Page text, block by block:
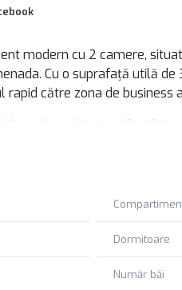
modern cu 2 camere,
Cu o suprafață utilă
către zona de business
modern, dotat cu lift și
pentru profesioniști
dar și zonele de relaxare
și dinamic. Te așteptăm la
Dormitoare
Număr băi